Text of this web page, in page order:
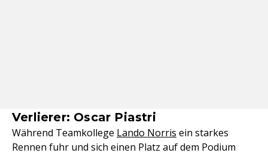
Verlierer: Oscar Piastri
Während Teamkollege Lando Norris ein starkes
Rennen fuhr und sich einen Platz auf dem Podium